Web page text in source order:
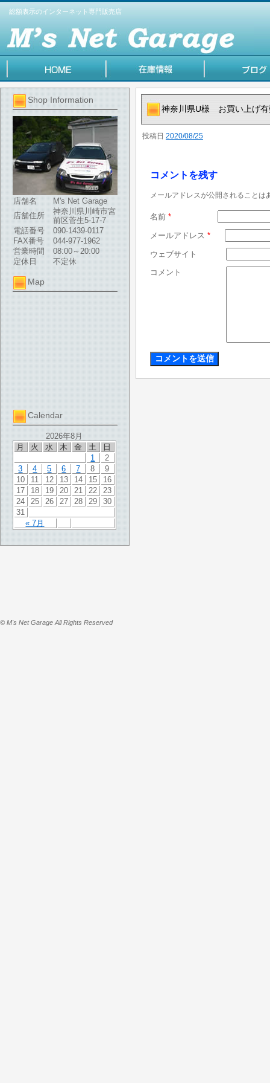
総額表示のインターネット専門販売店
Shop Information
店舗名
M's Net Garage
店舗住所
神奈川県川崎市宮
前区菅生5-17-7
電話番号
090-1439-0117
FAX番号
044-977-1962
営業時間
08:00～20:00
定休日
不定休
Map
Calendar
2026年8月
月
火 水 木 金 土 日
« 7月
1
2
3
4 5 6 7 8
9
10
11 12 13 14 15
16
17
18 19 20 21 22
23
24
25 26 27 28 29
30
31
神奈川県U様 お買い上げ有
投稿日 2020/08/25
コメントを残す
メールアドレスが公開されることは
名前 *
メールアドレス *
ウェブサイト
コメント
© M's Net Garage All Rights Reserved